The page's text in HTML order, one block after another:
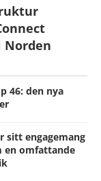
46: den nya
sitt engagemang
en omfattande